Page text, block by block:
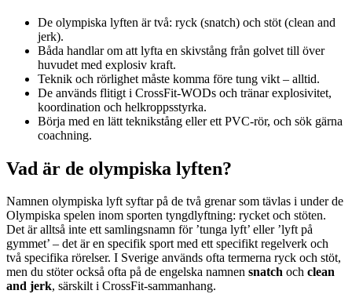
De olympiska lyften är två: ryck (snatch) och stöt (clean and
jerk).
Båda handlar om att lyfta en skivstång från golvet till över
huvudet med explosiv kraft.
Teknik och rörlighet måste komma före tung vikt – alltid.
De används flitigt i CrossFit-WODs och tränar explosivitet,
koordination och helkroppsstyrka.
Börja med en lätt teknikstång eller ett PVC-rör, och sök gärna
coachning.
Vad är de olympiska lyften?
Namnen olympiska lyft syftar på de två grenar som tävlas i under de
Olympiska spelen inom sporten tyngdlyftning: rycket och stöten.
Det är alltså inte ett samlingsnamn för ’tunga lyft’ eller ’lyft på
gymmet’ – det är en specifik sport med ett specifikt regelverk och
två specifika rörelser. I Sverige används ofta termerna ryck och stöt,
men du stöter också ofta på de engelska namnen snatch och clean
and jerk, särskilt i CrossFit-sammanhang.